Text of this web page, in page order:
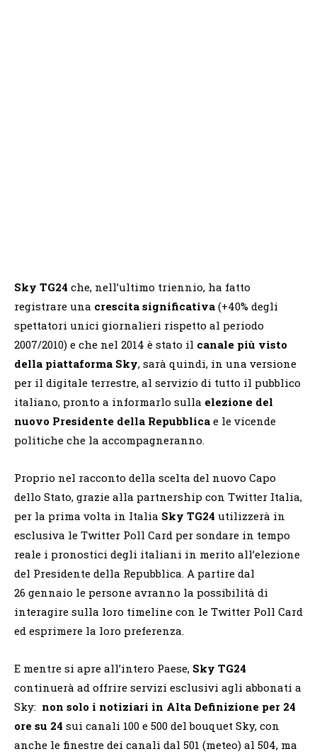
Sky TG24 che, nell’ultimo triennio, ha fatto
registrare una crescita significativa (+40% degli
spettatori unici giornalieri rispetto al periodo
2007/2010) e che nel 2014 è stato il canale più visto
della piattaforma Sky, sarà quindi, in una versione
per il digitale terrestre, al servizio di tutto il pubblico
italiano, pronto a informarlo sulla elezione del
nuovo Presidente della Repubblica e le vicende
politiche che la accompagneranno.
Proprio nel racconto della scelta del nuovo Capo
dello Stato, grazie alla partnership con Twitter Italia,
per la prima volta in Italia Sky TG24 utilizzerà in
esclusiva le Twitter Poll Card per sondare in tempo
reale i pronostici degli italiani in merito all’elezione
del Presidente della Repubblica. A partire dal
26 gennaio le persone avranno la possibilità di
interagire sulla loro timeline con le Twitter Poll Card
ed esprimere la loro preferenza.
E mentre si apre all’intero Paese, Sky TG24
continuerà ad offrire servizi esclusivi agli abbonati a
Sky: non solo i notiziari in Alta Definizione per 24
ore su 24 sui canali 100 e 500 del bouquet Sky, con
anche le finestre dei canali dal 501 (meteo) al 504, ma